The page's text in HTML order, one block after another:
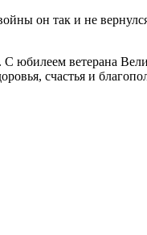
он так и не
ветерана
счастья и